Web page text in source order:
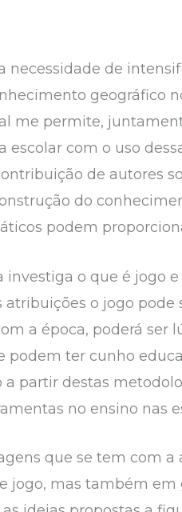
de
geográfico
me permite,
com o uso
de autores
do
podem
o que é jogo
o jogo
a época, poderá ser
ter cunho
partir destas
no ensino nas
que se tem com a
jogo, mas também em